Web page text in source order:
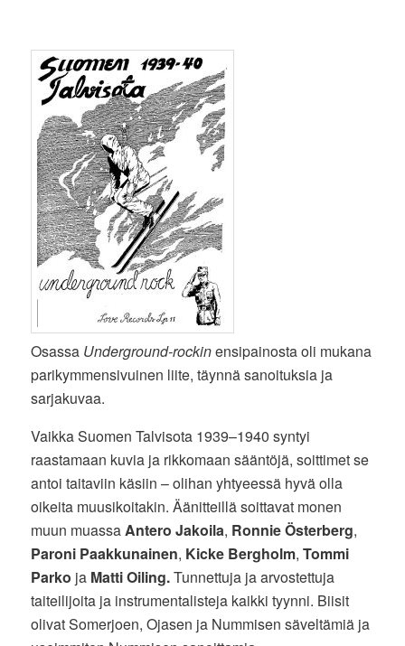
Osassa Underground-rockinensipainosta oli mukana
parikymmensivuinen liite, täynnä sanoituksia ja
sarjakuvaa.
Vaikka Suomen Talvisota 1939–1940 syntyi
raastamaan kuvia ja rikkomaan sääntöjä, soittimet se
antoi taitaviin käsiin – olihan yhtyeessä hyvä olla
oikeita muusikoitakin. Äänitteillä soittavat monen
muun muassa Antero Jakoila, Ronnie Österberg,
Paroni Paakkunainen, Kicke Bergholm,Tommi
Parko ja Matti Oiling.Tunnettuja ja arvostettuja
taiteilijoita ja instrumentalisteja kaikki tyynni. Biisit
olivat Somerjoen, Ojasen ja Nummisen säveltämiä ja